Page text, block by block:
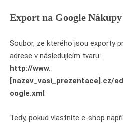
Export na Google Nákupy
Soubor, ze kterého jsou exporty
adrese v následujícím tvaru:
http://www.
[nazev_vasi_prezentace].cz/
oogle.xml
Tedy, pokud vlastníte e-shop